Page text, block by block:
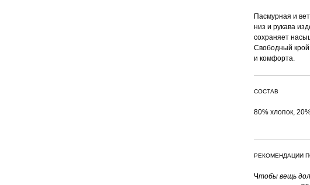
Пасмурная и
низ и рукава
сохраняет
Свободный
и комфорта.
СОСТАВ
80% хлопок,
РЕКОМЕНДАЦИИ
Чтобы вещь